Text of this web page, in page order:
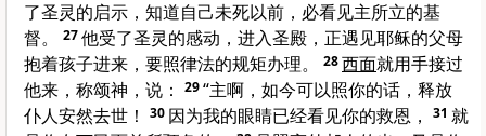
了圣灵的启示，知道自己未死以前，必看见主所立的基
督。
27他受了圣灵的感动，进入圣殿，正遇见耶稣的父母
抱着孩子进来，要照律法的规矩办理。
28西面就用手接过
他来，称颂神，说：
29“主啊，如今可以照你的话，释放
仆人安然去世！
30 因为我的眼睛已经看见你的救恩， 31 就